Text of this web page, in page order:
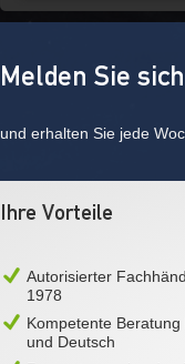
Melden Sie
und erhalten Sie jede
Ihre Vorteile
Autorisierter
1978
Kompetente Beratung
und Deutsch